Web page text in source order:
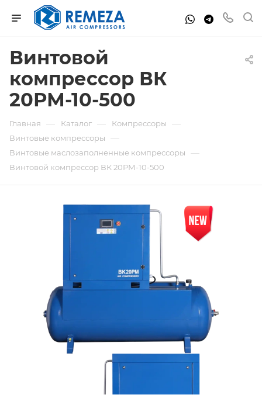
Винтовой
компрессор ВК
20РМ-10-500
Главная — Каталог — Компрессоры —
Винтовые компрессоры —
Винтовые маслозаполненные компрессоры —
Винтовой компрессор ВК 20РМ-10-500